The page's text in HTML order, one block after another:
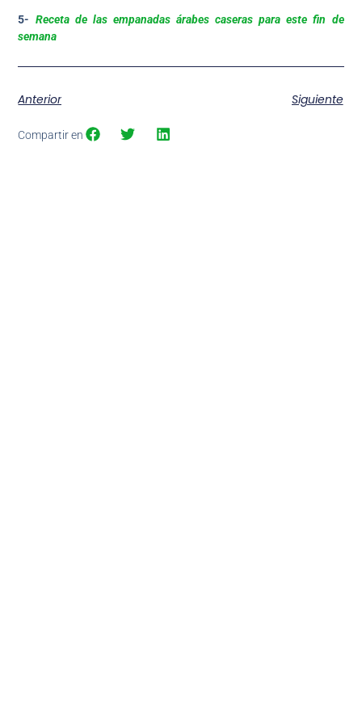
5- Receta de las empanadas árabes caseras para este fin de
semana
Anterior Siguiente
Compartir en